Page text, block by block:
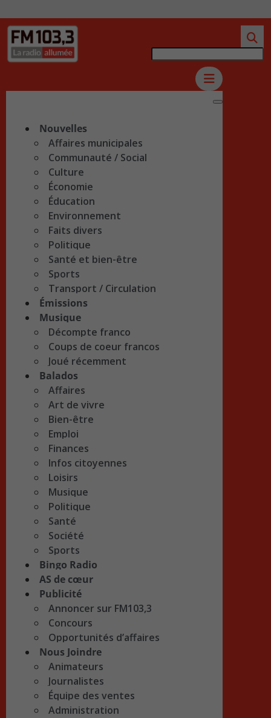
Nouvelles
Affaires municipales
Communauté / Social
Culture
Économie
Éducation
Environnement
Faits divers
Politique
Santé et bien-être
Sports
Transport / Circulation
Émissions
Musique
Décompte franco
Coups de coeur francos
Joué récemment
Balados
Affaires
Art de vivre
Bien-être
Emploi
Finances
Infos citoyennes
Loisirs
Musique
Politique
Santé
Société
Sports
Bingo Radio
AS de cœur
Publicité
Annoncer sur FM103,3
Concours
Opportunités d’affaires
Nous Joindre
Animateurs
Journalistes
Équipe des ventes
Administration